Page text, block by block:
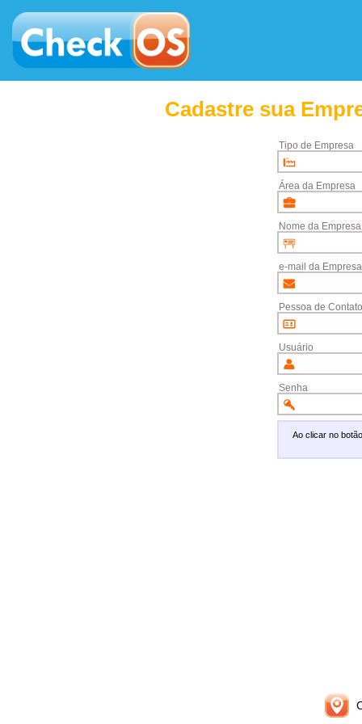
Cadastre sua
Tipo de Empresa
Área da Empresa
Nome da Empresa
e-mail da Empresa
Pessoa de Contato
Usuário
Senha
Ao clicar no